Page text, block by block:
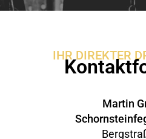
IHR DIREKTER
Martin